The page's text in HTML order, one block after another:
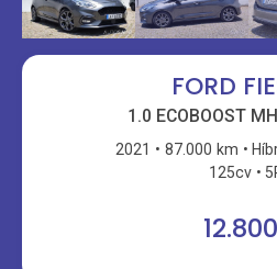
FORD
1.0 ECOBOOST
2021 87.000 km
125cv
12.800